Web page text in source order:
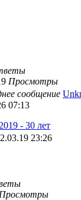
Просмотры
сообщение
07:13
- 30 лет
23:26
Просмотры